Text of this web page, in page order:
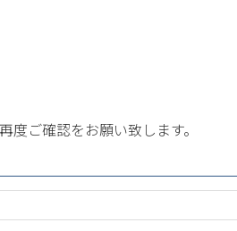
ご確認をお願い致します。